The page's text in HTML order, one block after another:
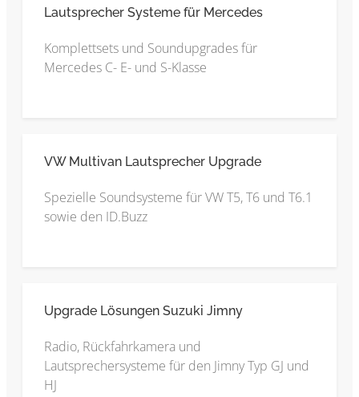
Lautsprecher Systeme für Mercedes
Komplettsets und Soundupgrades für
Mercedes C- E- und S-Klasse
VW Multivan Lautsprecher Upgrade
Spezielle Soundsysteme für VW T5, T6 und T6.1
sowie den ID.Buzz
Upgrade Lösungen Suzuki Jimny
Radio, Rückfahrkamera und
Lautsprechersysteme für den Jimny Typ GJ und
HJ